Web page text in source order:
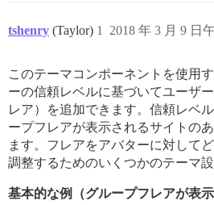
tshenry (Taylor) 2018 年 3 月 9 日
1
このテーマコンポーネントを使用
ーの信頼レベルに基づいてユーザ
レア）を追加できます。信頼レベ
ープフレアが表示されるサイトの
ます。フレアをアバターに対して
調整するためのいくつかのテーマ設
基本的な例（グループフレアが表示